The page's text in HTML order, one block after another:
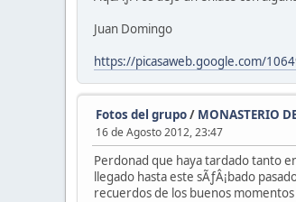
Juan Domingo
https://picasaweb.google.com/
Fotos del grupo/ MONASTERIO
16 de Agosto 2012, 23:47
Perdonad que haya tardado tanto
llegado hasta este sÃƒÂ¡bado
recuerdos de los buenos